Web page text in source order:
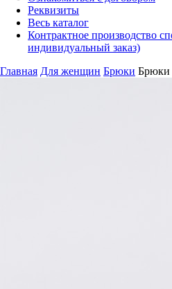
Реквизиты
Весь каталог
Контрактное производство
индивидуальный заказ)
Главная Для женщин Брюки Брюки